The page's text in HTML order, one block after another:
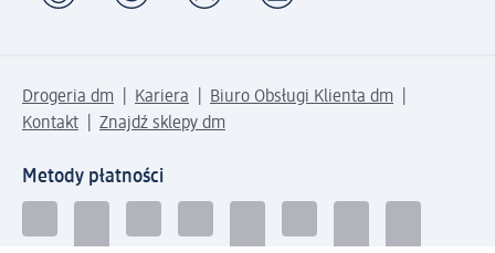
Drogeria dm Kariera
Biuro Obsługi Klienta dm
Kontakt
Znajdź sklepy dm
Metody płatności